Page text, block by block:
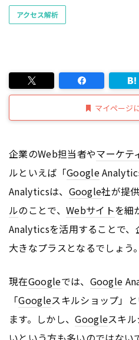
アクセス解析
マイページ
企業のWeb担当者やマーケテ
ルといえば「Google
Analyticsは、 Google社が提
ルのことで、 Webサイトを細
Analyticsを活用することで、
大きなプラスとなるでしょう。
現在Googleでは、 Google
「Googleスキルショップ」
ます。しかし、Googleスキ